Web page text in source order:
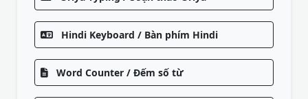
Hindi Keyboard / Bàn phím Hindi
Word Counter / Đếm số từ